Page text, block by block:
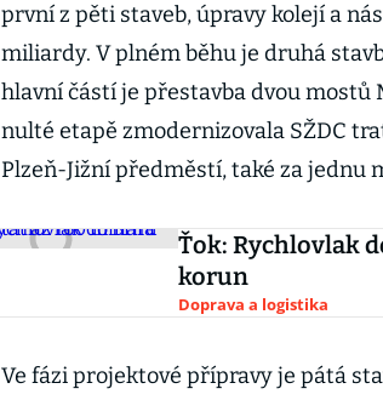
první z pěti staveb, úpravy kolejí a
miliardy. V plném běhu je druhá
hlavní částí je přestavba dvou mostů
nulté etapě zmodernizovala SŽDC
Plzeň-Jižní předměstí, také za jednu
Ťok: Rychlovlak
korun
Doprava a logistika
Ve fázi projektové přípravy je pátá